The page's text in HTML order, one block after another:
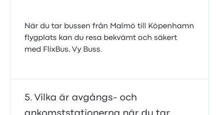
När du tar bussen från Malmö till Köpenhamn
flygplats kan du resa bekvämt och säkert
med FlixBus, Vy Buss.
Vilka är avgångs- och
ankomststationerna när du tar